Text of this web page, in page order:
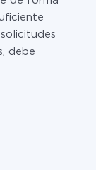
debe